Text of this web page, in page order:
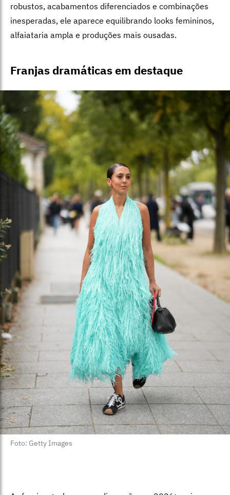
robustos, acabamentos diferenciados e combinações
inesperadas, ele aparece equilibrando looks femininos,
alfaiataria ampla e produções mais ousadas.
Franjas dramáticas em destaque
Foto: Getty Images